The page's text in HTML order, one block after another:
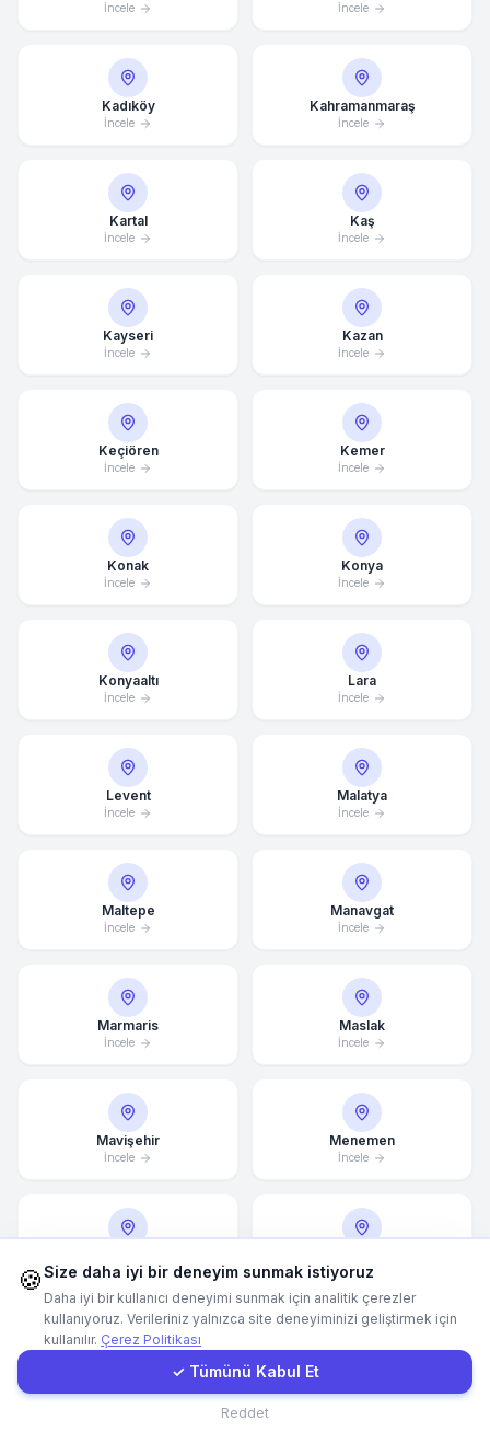
İncele İncele
Kadıköy
İncele
Kahramanmaraş
İncele
Kartal
İncele
Kaş
İncele
Kayseri
İncele
Kazan
İncele
Keçiören
İncele
Kemer
İncele
Konak
İncele
Konya
İncele
Konyaaltı
İncele
Lara
İncele
Levent
İncele
Malatya
İncele
Maltepe
İncele
Manavgat
İncele
Marmaris
İncele
Maslak
İncele
Mavişehir
İncele
Menemen
İncele
İncele İncele
Ortalama Yanıt Süresi: 15 Dakika
İletişim Formu
Müşteri Girişi
🍪Size daha iyi bir deneyim sunmak istiyoruz
Daha iyi bir kullanıcı deneyimi sunmak için analitik çerezler
kullanıyoruz. Verileriniz yalnızca site deneyiminizi geliştirmek için
kullanılır. Çerez Politikası
✓ Tümünü Kabul Et
Reddet